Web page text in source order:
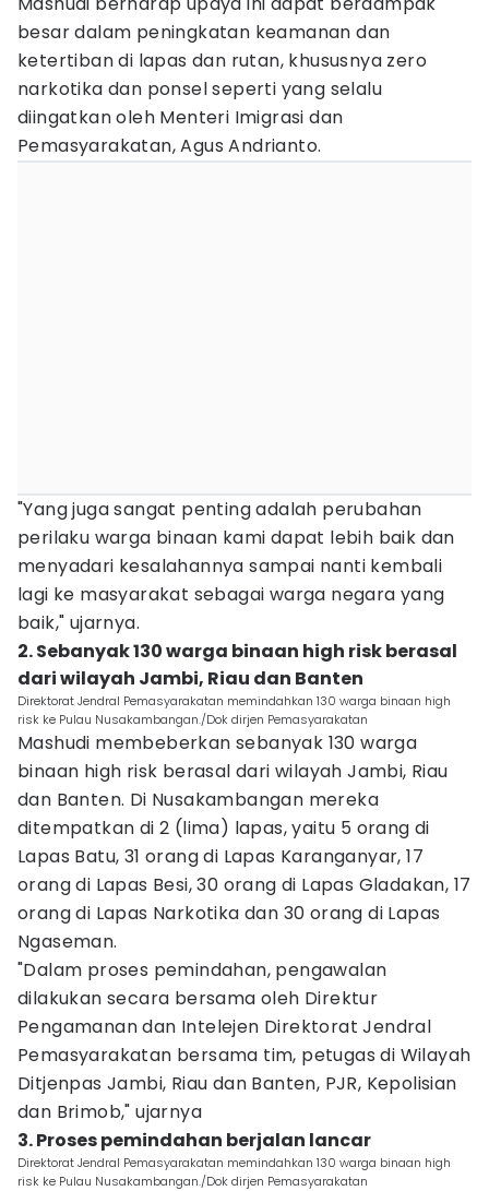
besar dalam peningkatan keamanan dan
ketertiban di lapas dan rutan, khususnya zero
narkotika dan ponsel seperti yang selalu
diingatkan oleh Menteri Imigrasi dan
Pemasyarakatan, Agus Andrianto.
"Yang juga sangat penting adalah perubahan
perilaku warga binaan kami dapat lebih baik dan
menyadari kesalahannya sampai nanti kembali
lagi ke masyarakat sebagai warga negara yang
baik," ujarnya.
2. Sebanyak 130 warga binaan high risk berasal
dari wilayah Jambi, Riau dan Banten
Direktorat Jendral Pemasyarakatan memindahkan 130 warga binaan high
risk ke Pulau Nusakambangan./Dok dirjen Pemasyarakatan
Mashudi membeberkan sebanyak 130 warga
binaan high risk berasal dari wilayah Jambi, Riau
dan Banten. Di Nusakambangan mereka
ditempatkan di 2 (lima) lapas, yaitu 5 orang di
Lapas Batu, 31 orang di Lapas Karanganyar, 17
orang di Lapas Besi, 30 orang di Lapas Gladakan, 17
orang di Lapas Narkotika dan 30 orang di Lapas
Ngaseman.
"Dalam proses pemindahan, pengawalan
dilakukan secara bersama oleh Direktur
Pengamanan dan Intelejen Direktorat Jendral
Pemasyarakatan bersama tim, petugas di Wilayah
Ditjenpas Jambi, Riau dan Banten, PJR, Kepolisian
dan Brimob," ujarnya
3. Proses pemindahan berjalan lancar
Direktorat Jendral Pemasyarakatan memindahkan 130 warga binaan high
risk ke Pulau Nusakambangan./Dok dirjen Pemasyarakatan